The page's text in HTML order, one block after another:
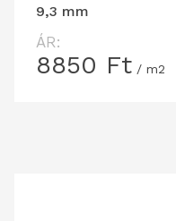
9,3 mm
ÁR:
8850 Ft / m2